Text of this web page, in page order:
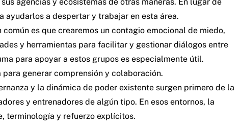
agencias y ecosistemas de otras maneras. En lugar de
a despertar y trabajar en esta área.
es que crearemos un contagio emocional de miedo,
y herramientas para facilitar y gestionar diálogos entre
para apoyar a estos grupos es especialmente útil.
generar comprensión y colaboración.
y la dinámica de poder existente surgen primero de la
y entrenadores de algún tipo. En esos entornos, la
terminología y refuerzo explícitos.